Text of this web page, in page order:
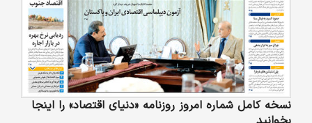
نسخه کامل شماره امروز روزنامه «دنیای‌ اقتصاد» را اینجا